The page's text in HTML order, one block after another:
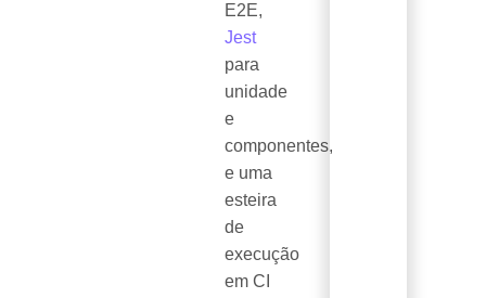
E2E,
Jest
para
unidade
e
componentes,
e uma
esteira
de
execução
em CI